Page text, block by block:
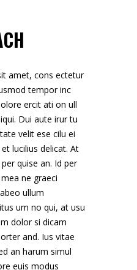
amet, cons ectetur
tempor inc
ercit ati on ull
Dui aute irur tu
velit ese cilu ei
lucilius delicat. At
quise an. Id per
ne graeci
ullum
um no qui, at usu
dolor si dicam
and. Ius vitae
an harum simul
euis modus